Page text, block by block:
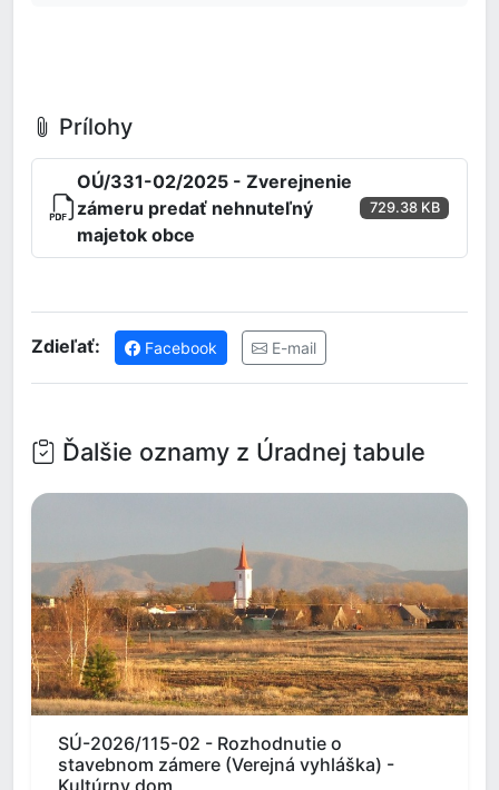
Prílohy
OÚ/331-02/2025 - Zverejnenie
zámeru predať nehnuteľný
majetok obce
729.38 KB
Zdieľať: Facebook E-mail
Ďalšie oznamy z Úradnej tabule
SÚ-2026/115-02 - Rozhodnutie o
stavebnom zámere (Verejná vyhláška) -
Kultúrny dom